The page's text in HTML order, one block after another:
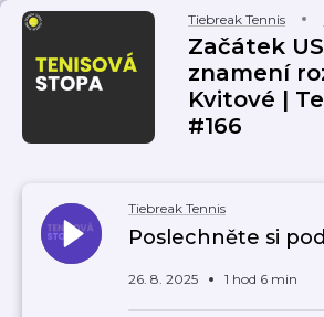
Tiebreak Tennis
Začátek
znamení
Kvitové |
#166
Tiebreak Tennis
Poslechněte si
26. 8. 2025 1 hod 6 min